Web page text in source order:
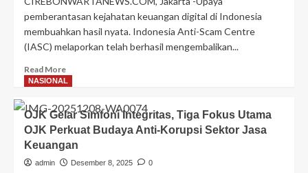
Perempuan Melalui
Program
Sicantiks
NU
Kota
pemberantasan kejahatan keuangan digital di Indonesia
membuahkan hasil nyata. Indonesia Anti-Scam Centre
(IASC) melaporkan telah berhasil mengembalikan...
Read MoreRead
more
IASC
Berhasil
Kembalikan
Rp161
Miliar
NASIONAL
OJK Gelar Simfoni Integritas, Tiga Fokus Utama
OJK Perkuat Budaya Anti-Korupsi Sektor Jasa
Keuangan
admin Desember 8, 2025 0